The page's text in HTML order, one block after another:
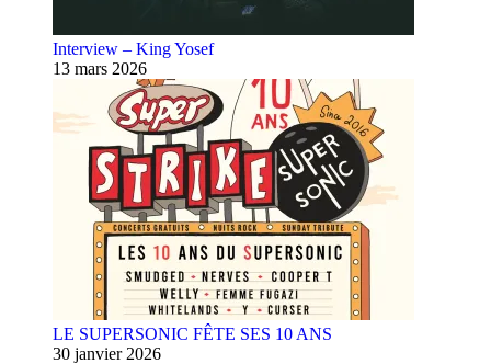
Interview – King Yosef
13 mars 2026
LE SUPERSONIC FÊTE SES 10 ANS
30 janvier 2026